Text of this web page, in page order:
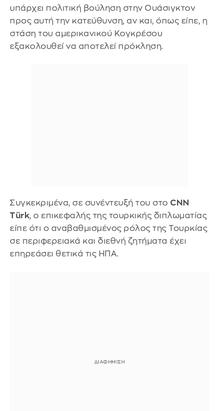
υπάρχει πολιτική βούληση στην Ουάσιγκτον
προς αυτή την κατεύθυνση, αν και, όπως είπε, η
στάση του αμερικανικού Κογκρέσου
εξακολουθεί να αποτελεί πρόκληση.
Συγκεκριμένα, σε συνέντευξή του στο CNN
Türk, ο επικεφαλής της τουρκικής διπλωματίας
είπε ότι ο αναβαθμισμένος ρόλος της Τουρκίας
σε περιφερειακά και διεθνή ζητήματα έχει
επηρεάσει θετικά τις ΗΠΑ.